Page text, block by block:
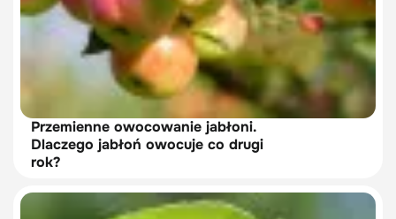
Przemienne owocowanie jabłoni.
Dlaczego jabłoń owocuje co drugi
rok?